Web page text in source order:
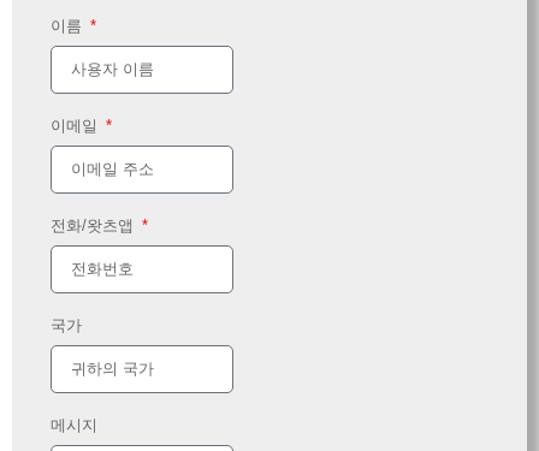
이름
이메일
전화/왓츠앱
국가
메시지